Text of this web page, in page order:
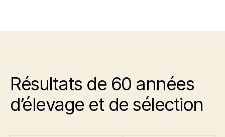
Résultats de 60 années
d’élevage et de sélection